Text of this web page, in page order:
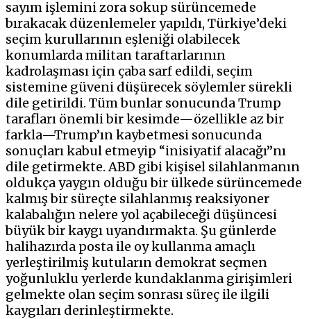
sayım işlemini zora sokup sürüncemede
bırakacak düzenlemeler yapıldı, Türkiye’deki
seçim kurullarının eşleniği olabilecek
konumlarda militan taraftarlarının
kadrolaşması için çaba sarf edildi, seçim
sistemine güveni düşürecek söylemler sürekli
dile getirildi. Tüm bunlar sonucunda Trump
tarafları önemli bir kesimde—özellikle az bir
farkla—Trump’ın kaybetmesi sonucunda
sonuçları kabul etmeyip “inisiyatif alacağı”nı
dile getirmekte. ABD gibi kişisel silahlanmanın
oldukça yaygın olduğu bir ülkede sürüncemede
kalmış bir süreçte silahlanmış reaksiyoner
kalabalığın nelere yol açabileceği düşüncesi
büyük bir kaygı uyandırmakta. Şu günlerde
halihazırda posta ile oy kullanma amaçlı
yerleştirilmiş kutuların demokrat seçmen
yoğunluklu yerlerde kundaklanma girişimleri
gelmekte olan seçim sonrası süreç ile ilgili
kaygıları derinleştirmekte.